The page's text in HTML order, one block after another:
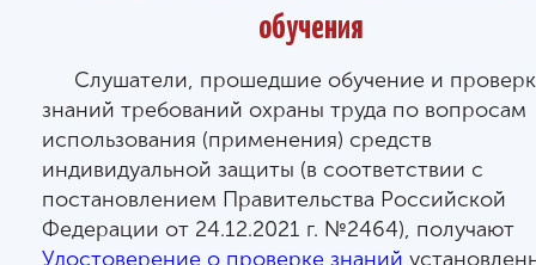
обучения
Слушатели, прошедшие обучение и
знаний требований охраны труда по вопросам
использования (применения) средств
индивидуальной защиты (в соответствии с
постановлением Правительства Российской
Федерации от 24.12.2021 г. №2464), получают
Удостоверение о проверке знаний